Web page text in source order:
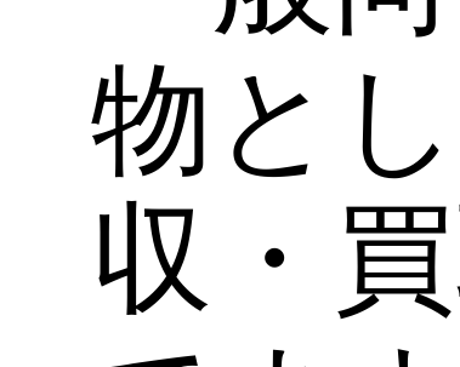
物と
収・